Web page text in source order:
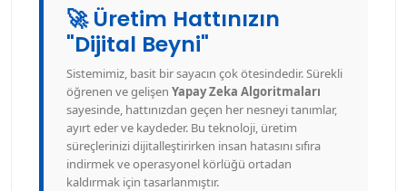
🚀 Üretim Hattınızın
"Dijital Beyni"
Sistemimiz, basit bir sayacın çok ötesindedir. Sürekli
öğrenen ve gelişen Yapay Zeka Algoritmaları
sayesinde, hattınızdan geçen her nesneyi tanımlar,
ayırt eder ve kaydeder. Bu teknoloji, üretim
süreçlerinizi dijitalleştirirken insan hatasını sıfıra
indirmek ve operasyonel körlüğü ortadan
kaldırmak için tasarlanmıştır.